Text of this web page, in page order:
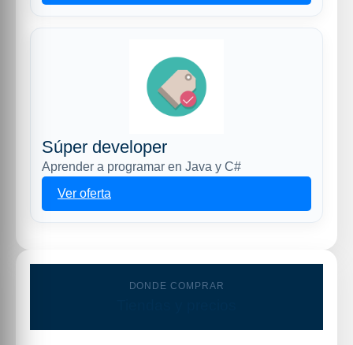
Súper developer
Aprender a programar en Java y C#
Ver oferta
DONDE COMPRAR